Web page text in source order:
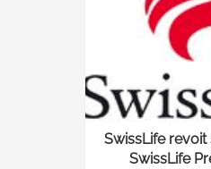
SwissLife
SwissLife